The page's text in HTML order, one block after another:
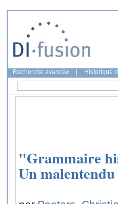
Recherche avancée Historique
"Grammaire
Un